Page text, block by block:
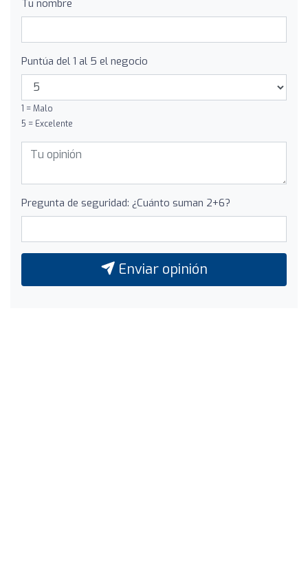
Tu nombre
Puntúa del 1 al 5 el negocio
1 = Malo
5 = Excelente
Pregunta de seguridad: ¿Cuánto suman 2+6?
Enviar opinión